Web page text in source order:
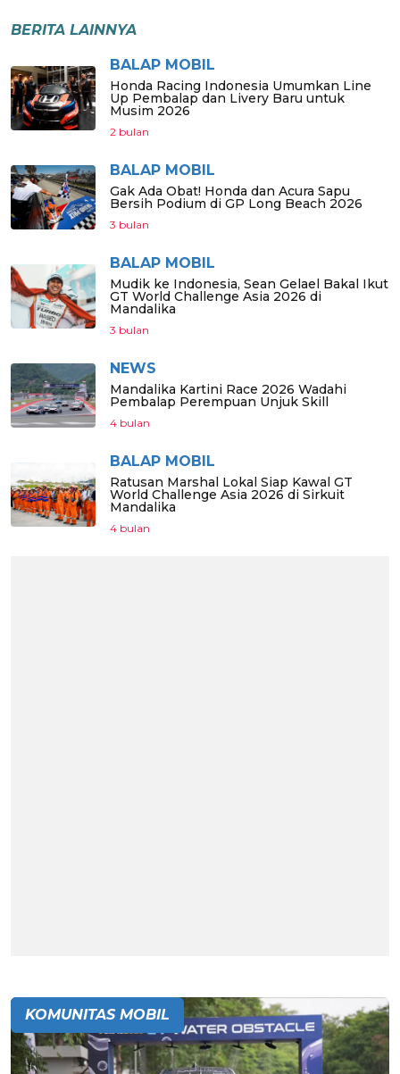
BERITA LAINNYA
BALAP MOBIL
Honda Racing Indonesia Umumkan Line
Up Pembalap dan Livery Baru untuk
Musim 2026
2 bulan
BALAP MOBIL
Gak Ada Obat! Honda dan Acura Sapu
Bersih Podium di GP Long Beach 2026
3 bulan
BALAP MOBIL
Mudik ke Indonesia, Sean Gelael Bakal Ikut
GT World Challenge Asia 2026 di
Mandalika
3 bulan
NEWS
Mandalika Kartini Race 2026 Wadahi
Pembalap Perempuan Unjuk Skill
4 bulan
BALAP MOBIL
Ratusan Marshal Lokal Siap Kawal GT
World Challenge Asia 2026 di Sirkuit
Mandalika
4 bulan
KOMUNITAS MOBIL